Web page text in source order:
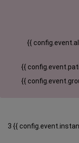
{{
{{
{{
3 {{